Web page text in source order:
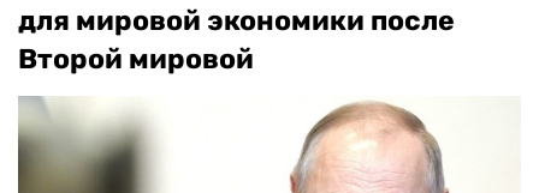
для мировой экономики после
Второй мировой